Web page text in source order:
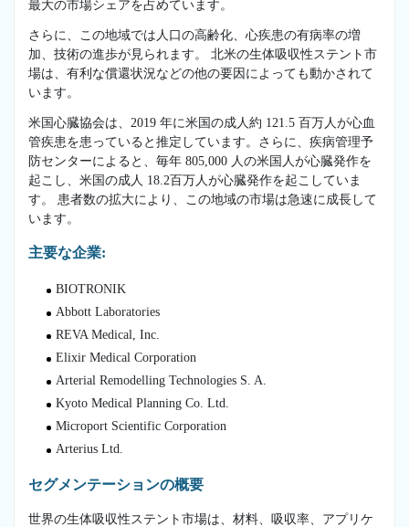
最大の市場シェアを占めています。
さらに、この地域では人口の高齢化、心疾患の有病率の増
加、技術の進歩が見られます。 北米の生体吸収性ステント市
場は、有利な償還状況などの他の要因によっても動かされて
います。
米国心臓協会は、2019 年に米国の成人約 121.5 百万人が心血
管疾患を患っていると推定しています。さらに、疾病管理予
防センターによると、毎年 805,000 人の米国人が心臓発作を
起こし、米国の成人 18.2百万人が心臓発作を起こしていま
す。 患者数の拡大により、この地域の市場は急速に成長して
います。
主要な企業:
BIOTRONIK
Abbott Laboratories
REVA Medical, Inc.
Elixir Medical Corporation
Arterial Remodelling Technologies S. A.
Kyoto Medical Planning Co. Ltd.
Microport Scientific Corporation
Arterius Ltd.
セグメンテーションの概要
世界の生体吸収性ステント市場は、材料、吸収率、アプリケ